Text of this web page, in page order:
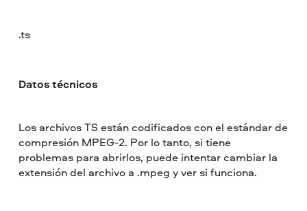
.ts
Datos técnicos
Los archivos TS están codificados con el estándar de
compresión MPEG-2. Por lo tanto, si tiene
problemas para abrirlos, puede intentar cambiar la
extensión del archivo a .mpeg y ver si funciona.